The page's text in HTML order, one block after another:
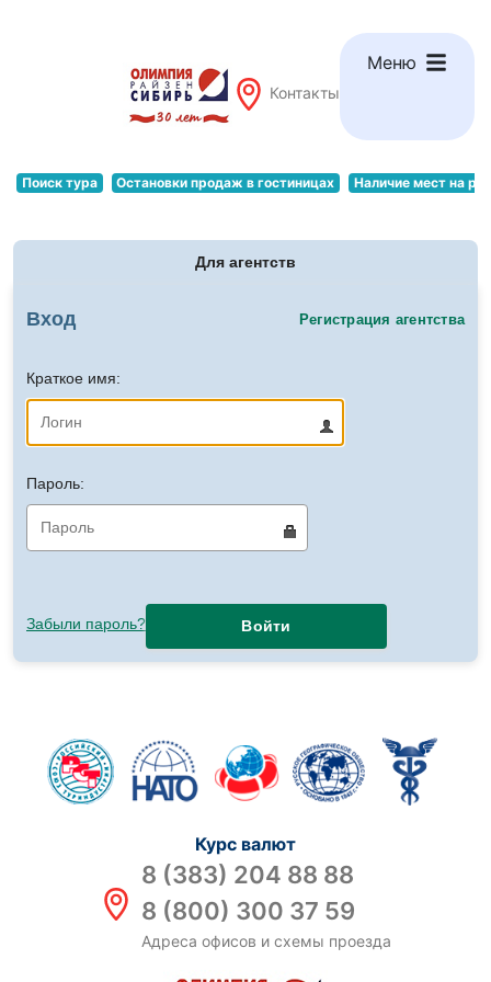
Контакты
Меню
Поиск тура Остановки продаж в гостиницах Наличие мест на
Для агентств
Вход Регистрация агентства
Краткое имя:
Пароль:
Забыли пароль? Войти
Курс валют
8 (383) 204 88 88
8 (800) 300 37 59
Адреса офисов и схемы проезда